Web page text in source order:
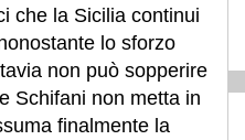
che la Sicilia continui
lo sforzo
non può sopperire
Schifani non metta in
finalmente la